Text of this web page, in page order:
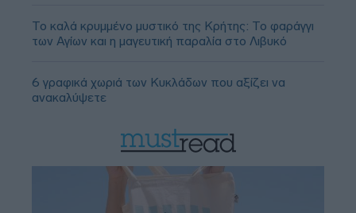
Το καλά κρυμμένο μυστικό της Κρήτης: Το φαράγγι
των Αγίων και η μαγευτική παραλία στο Λιβυκό
6 γραφικά χωριά των Κυκλάδων που αξίζει να
ανακαλύψετε